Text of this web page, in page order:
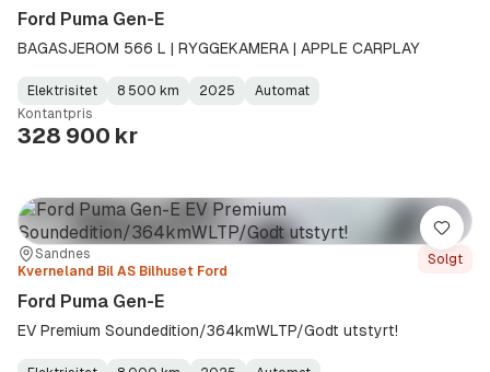
Ford Puma Gen-E
BAGASJEROM 566 L | RYGGEKAMERA | APPLE CARPLAY
Fuel
Type:
Elektrisitet
Kilometerstand:
8 500 km
Model
Year:
2025
Gearbox
Type:
Automat
Kontantpris
328 900 kr
Sted:
Sandnes
Forhandler:
Kverneland Bil AS Bilhuset Ford
Solgt
Ford Puma Gen-E
EV Premium Soundedition/364kmWLTP/Godt utstyrt!
Lagre